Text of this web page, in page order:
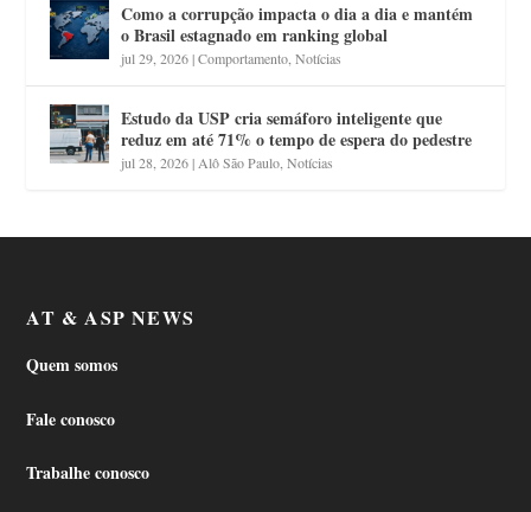
Como a corrupção impacta o dia a dia e mantém
o Brasil estagnado em ranking global
jul 29, 2026|Comportamento,Notícias
Estudo da USP cria semáforo inteligente que
reduz em até 71% o tempo de espera do pedestre
jul 28, 2026|Alô São Paulo,Notícias
AT & ASP NEWS
Quem somos
Fale conosco
Trabalhe conosco